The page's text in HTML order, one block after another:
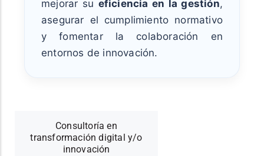
mejorar su eficiencia en la gestión,
asegurar el cumplimiento normativo
y fomentar la colaboración en
entornos de innovación.
Consultoría en
transformación digital y/o
innovación